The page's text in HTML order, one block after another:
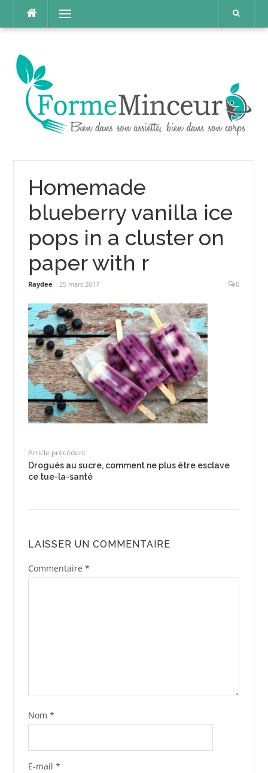
contenu
Menu
Homemade
blueberry vanilla ice
pops in a cluster on
paper with r
Raydee 25 mars 2017 0
Article précédent
Drogués au sucre, comment ne plus être esclave
ce tue-la-santé
LAISSER UN COMMENTAIRE
Commentaire *
Nom *
E-mail *